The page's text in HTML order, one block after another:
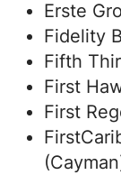
Erste
Fidelity
Fifth
First
First